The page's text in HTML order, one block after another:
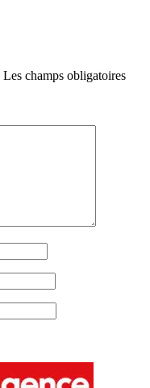
Les champs obligatoires